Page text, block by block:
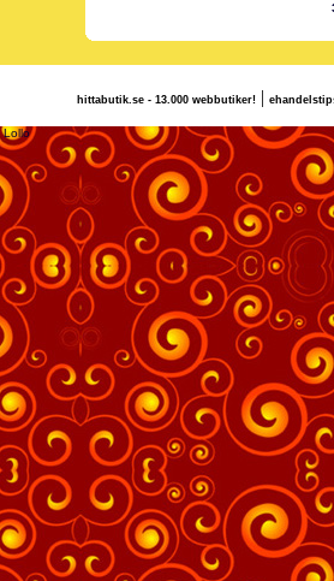
hittabutik.se - 13.000 webbutiker!|
nogg.se & Lollo